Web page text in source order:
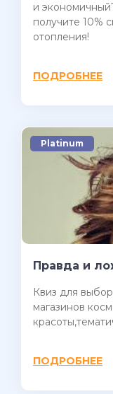
и
получите 10%
отопления!
ПОДРОБНЕЕ
Platinum
Правда и
Квиз для
магазинов
ПОДРОБНЕЕ